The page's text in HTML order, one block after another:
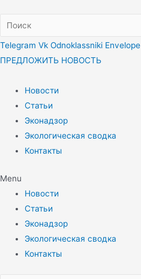
Telegram Vk Odnoklassniki Envelope
ПРЕДЛОЖИТЬ НОВОСТЬ
Новости
Статьи
Эконадзор
Экологическая сводка
Контакты
Menu
Новости
Статьи
Эконадзор
Экологическая сводка
Контакты